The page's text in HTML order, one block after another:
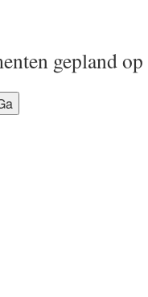
gepland